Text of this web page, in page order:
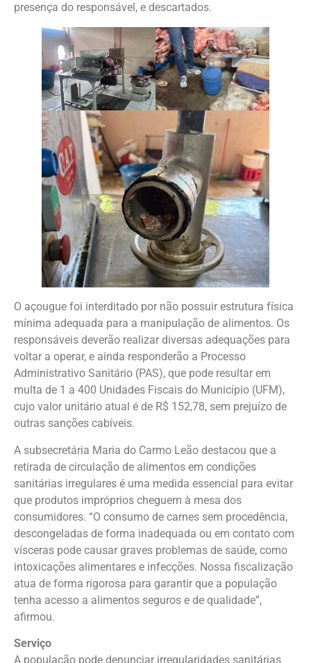
presença do responsável, e descartados.
O açougue foi interditado por não possuir estrutura física
mínima adequada para a manipulação de alimentos. Os
responsáveis deverão realizar diversas adequações para
voltar a operar, e ainda responderão a Processo
Administrativo Sanitário (PAS), que pode resultar em
multa de 1 a 400 Unidades Fiscais do Município (UFM),
cujo valor unitário atual é de R$ 152,78, sem prejuízo de
outras sanções cabíveis.
A subsecretária Maria do Carmo Leão destacou que a
retirada de circulação de alimentos em condições
sanitárias irregulares é uma medida essencial para evitar
que produtos impróprios cheguem à mesa dos
consumidores. “O consumo de carnes sem procedência,
descongeladas de forma inadequada ou em contato com
vísceras pode causar graves problemas de saúde, como
intoxicações alimentares e infecções. Nossa fiscalização
atua de forma rigorosa para garantir que a população
tenha acesso a alimentos seguros e de qualidade”,
afirmou.
Serviço
A população pode denunciar irregularidades sanitárias